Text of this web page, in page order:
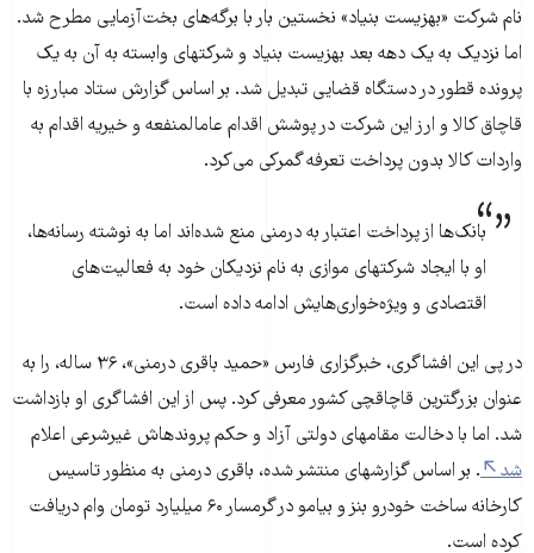
نام شرکت «بهزیست بنیاد» نخستین بار با برگه‌‏های بخت‏‌آزمایی مطرح شد.
اما نزدیک به یک دهه بعد بهزیست بنیاد و شرکت‎های وابسته به آن به یک
پرونده قطور در دستگاه قضایی تبدیل شد. بر اساس گزارش ستاد مبارزه با
قاچاق کالا و ارز این شرکت در پوشش اقدام عام‎المنفعه و خیریه اقدام به
واردات کالا بدون پرداخت تعرفه گمرکی می‏‌کرد.
بانک‏‌ها از پرداخت اعتبار به درمنی منع شده‌اند اما به نوشته رسانه‌ها،
او با ایجاد شرکت‎های موازی به نام نزدیکان خود به فعالیت‌‏های
اقتصادی و ویژه‏‌خواری‏‌هایش ادامه داده است.
در پی این افشاگری، خبرگزاری فارس «حمید باقری درمنی»، ۳۶ ساله، را به
عنوان بزرگترین قاچاقچی کشور معرفی کرد. پس از این افشاگری او بازداشت
شد. اما با دخالت مقام‎های دولتی آزاد و حکم پرونده‎اش غیرشرعی اعلام
شد
. بر اساس گزارش‏های منتشر شده، باقری درمنی به منظور تاسیس
کارخانه ساخت خودرو بنز و بی‎ام‎و در گرمسار ۶۰ میلیارد تومان وام دریافت
کرده است.